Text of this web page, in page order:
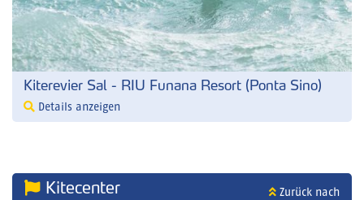
Kiterevier Sal - RIU Funana Resort (Ponta Sino)
Details anzeigen
Kitecenter
Zurück nach